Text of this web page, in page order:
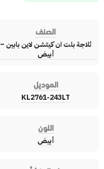
الصنف
ثلاجة بلت ان كيتشن لاين بابين –
أبيض
الموديل
KL2761-243LT
اللون
أبيض